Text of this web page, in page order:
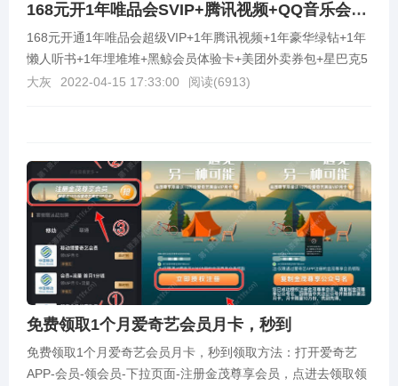
168元开1年唯品会SVIP+腾讯视频+QQ音乐会员等
168元开通1年唯品会超级VIP+1年腾讯视频+1年豪华绿钻+1年
懒人听书+1年埋堆堆+黑鲸会员体验卡+美团外卖券包+星巴克5
元券，还是非常划算的。注意下：除了...
大灰 2022-04-15 17:33:00 阅读(6913)
免费领取1个月爱奇艺会员月卡，秒到
免费领取1个月爱奇艺会员月卡，秒到领取方法：打开爱奇艺
APP-会员-领会员-下拉页面-注册金茂尊享会员，点进去领取领